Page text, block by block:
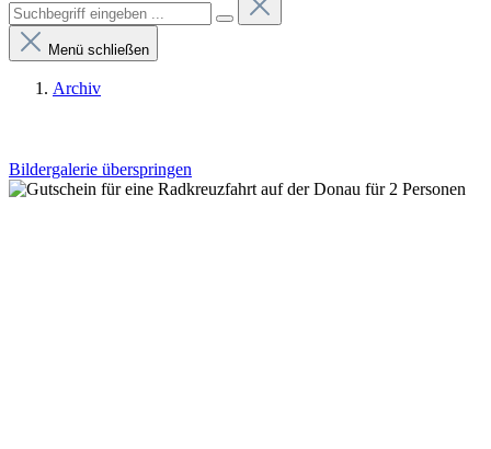
Menü schließen
Archiv
Bildergalerie überspringen